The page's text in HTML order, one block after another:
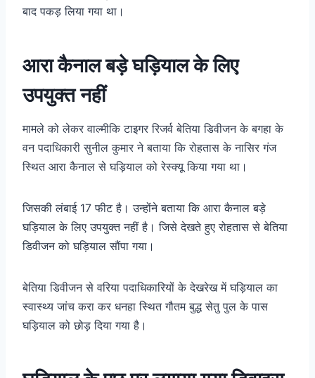
बाद पकड़ लिया गया था।
आरा कैनाल बड़े घड़ियाल के लिए
उपयुक्त नहीं
मामले को लेकर वाल्मीकि टाइगर रिजर्व बेतिया डिवीजन के बगहा के
वन पदाधिकारी सुनील कुमार ने बताया कि रोहतास के नासिर गंज
स्थित आरा कैनाल से घड़ियाल को रेस्क्यू किया गया था।
जिसकी लंबाई 17 फीट है। उन्होंने बताया कि आरा कैनाल बड़े
घड़ियाल के लिए उपयुक्त नहीं है। जिसे देखते हुए रोहतास से बेतिया
डिवीजन को घड़ियाल सौंपा गया।
बेतिया डिवीजन से वरिया पदाधिकारियों के देखरेख में घड़ियाल का
स्वास्थ्य जांच करा कर धनहा स्थित गौतम बुद्ध सेतु पुल के पास
घड़ियाल को छोड़ दिया गया है।